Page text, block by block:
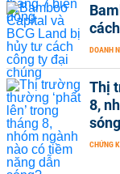
DOANH
Thị
8,
CHỨNG